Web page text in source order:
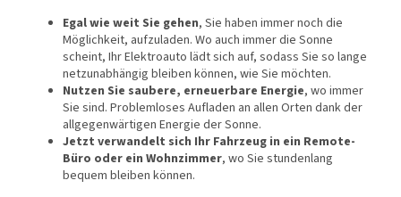
Egal wie weit Sie gehen, Sie haben immer noch die
Möglichkeit, aufzuladen. Wo auch immer die Sonne
scheint, Ihr Elektroauto lädt sich auf, sodass Sie so lange
netzunabhängig bleiben können, wie Sie möchten.
Nutzen Sie saubere, erneuerbare Energie, wo immer
Sie sind. Problemloses Aufladen an allen Orten dank der
allgegenwärtigen Energie der Sonne.
Jetzt verwandelt sich Ihr Fahrzeug in ein Remote-
Büro oder ein Wohnzimmer, wo Sie stundenlang
bequem bleiben können.